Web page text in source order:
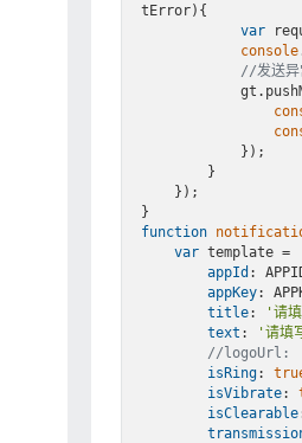
tError){
var
console
//发送异
function
var template
appId :
appKey:
title:
'请
text :
'请填
//logoUrl:
isRing:
isVibrate:
isClearable